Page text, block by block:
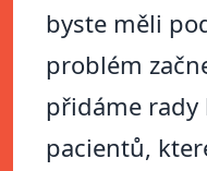
byste měli
problém
přidáme rady
pacientů,